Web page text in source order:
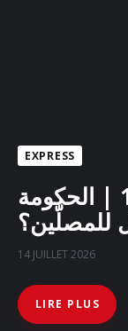
EXPRESS
أكسبراس #120 | الحكومة
للمصلّين؟
14 JUILLET 2026
LIRE PLUS